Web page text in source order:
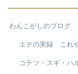
わんこがしのブログ
エテの実録 これ
コテツ・スギ・ハ